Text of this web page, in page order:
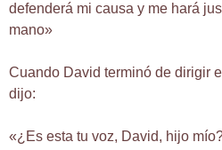
defenderá mi causa y me hará
mano»
Cuando David terminó de dirigir
dijo:
«¿Es esta tu voz, David, hijo